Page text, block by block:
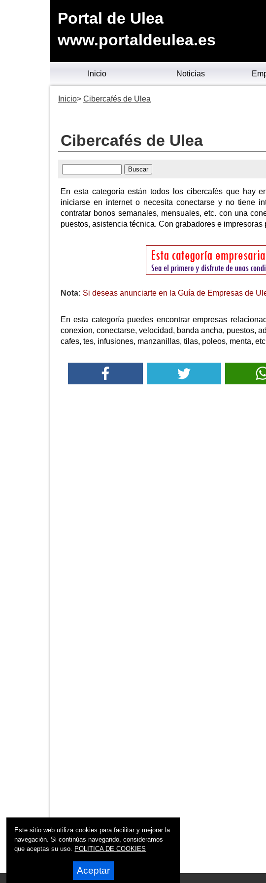
Portal de Ulea
www.portaldeulea.es
Inicio Noticias
Inicio Cibercafés de Ulea
Cibercafés de Ulea
En esta categoría están todos los cibercafés que hay
iniciarse en internet o necesita conectarse y no tiene
contratar bonos semanales, mensuales, etc. con una
puestos, asistencia técnica. Con grabadores e
Nota: Si deseas anunciarte en la Guía de Empresas de
En esta categoría puedes encontrar empresas
conexion, conectarse, velocidad, banda ancha, puestos,
cafes, tes, infusiones, manzanillas, tilas, poleos, menta,
Este sitio web utiliza cookies para facilitar y mejorar la
navegación. Si continúas navegando, consideramos
que aceptas su uso. POLITICA DE COOKIES
Aceptar